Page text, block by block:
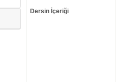
Dersin İçeriği